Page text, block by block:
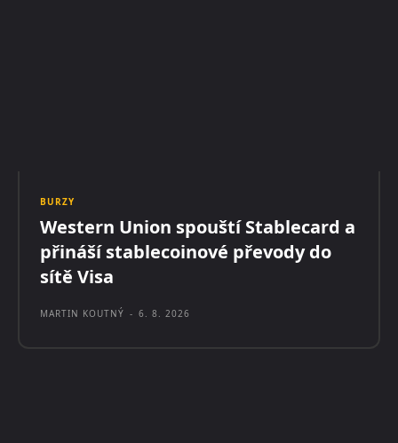
BURZY
Western Union spouští Stablecard a
přináší stablecoinové převody do
sítě Visa
MARTIN KOUTNÝ - 6. 8. 2026